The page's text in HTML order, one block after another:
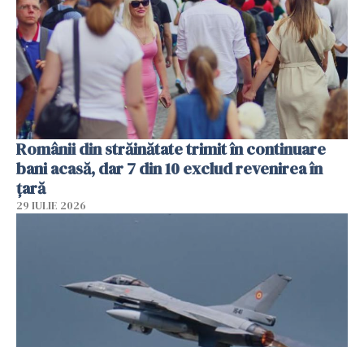
Românii din străinătate trimit în continuare
bani acasă, dar 7 din 10 exclud revenirea în
țară
29 IULIE 2026